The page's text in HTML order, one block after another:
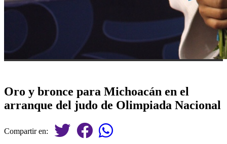
Oro y bronce para Michoacán en el
arranque del judo de Olimpiada Nacional
Compartir en: